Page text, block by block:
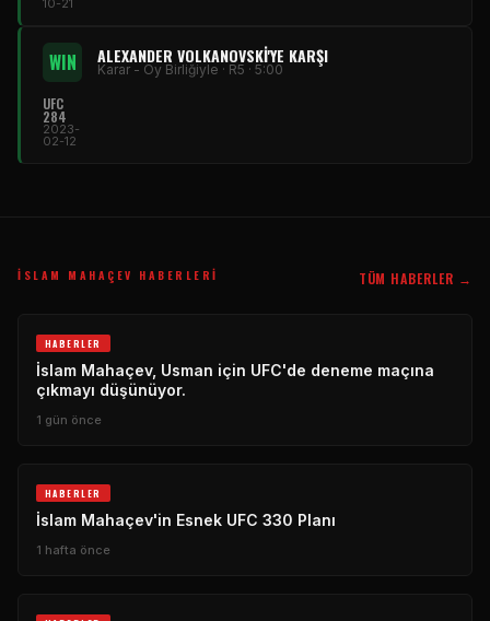
WIN ALEXANDER VOLKANOVSKI'YE KARŞI
Karar - Oy Birliğiyle · R5 · 5:00
UFC
284
2023-
02-12
İSLAM MAHAÇEV HABERLERI TÜM HABERLER →
HABERLER
İslam Mahaçev, Usman için UFC'de deneme maçına
çıkmayı düşünüyor.
1 gün önce
HABERLER
İslam Mahaçev'in Esnek UFC 330 Planı
1 hafta önce